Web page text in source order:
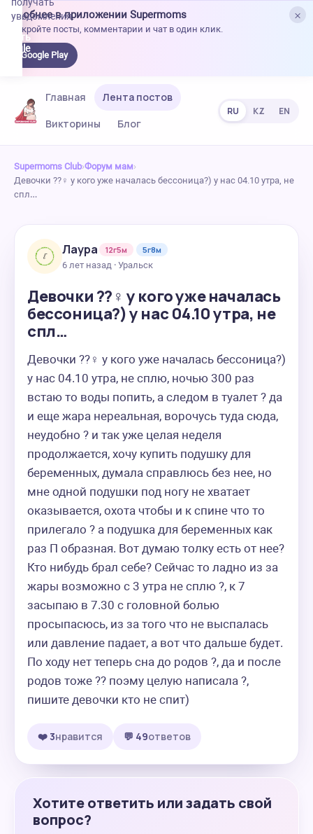
×
Удобнее в приложении Supermoms
Откройте посты, комментарии и чат в один клик.
Google Play
уведомления.
Главная
Лента постов
Викторины
Блог
RU KZ EN
Supermoms Club›Форум мам›
Девочки ??‍♀️ у кого уже началась бессоница?) у нас 04.10 утра, не
спл…
Лаура 12г5м
5г8м
6 лет назад · Уральск
Девочки ??‍♀️ у кого уже началась
бессоница?) у нас 04.10 утра, не
спл…
Девочки ??‍♀️ у кого уже началась бессоница?)
у нас 04.10 утра, не сплю, ночью 300 раз
встаю то воды попить, а следом в туалет ? да
и еще жара нереальная, ворочусь туда сюда,
неудобно ? и так уже целая неделя
продолжается, хочу купить подушку для
беременных, думала справлюсь без нее, но
мне одной подушки под ногу не хватает
оказывается, охота чтобы и к спине что то
прилегало ? а подушка для беременных как
раз П образная. Вот думаю толку есть от нее?
Кто нибудь брал себе? Сейчас то ладно из за
жары возможно с 3 утра не сплю ?, к 7
засыпаю в 7.30 с головной болью
просыпасюсь, из за того что не выспалась
или давление падает, а вот что дальше будет.
По ходу нет теперь сна до родов ?, да и после
родов тоже ?? поэму целую написала ?,
пишите девочки кто не спит)
❤️ 3нравится 💬 49ответов
Хотите ответить или задать свой
вопрос?